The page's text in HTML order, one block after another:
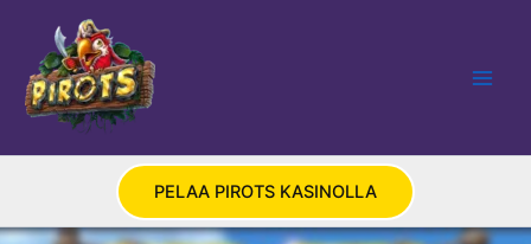
sisältöön
PELAA PIROTS KASINOLLA